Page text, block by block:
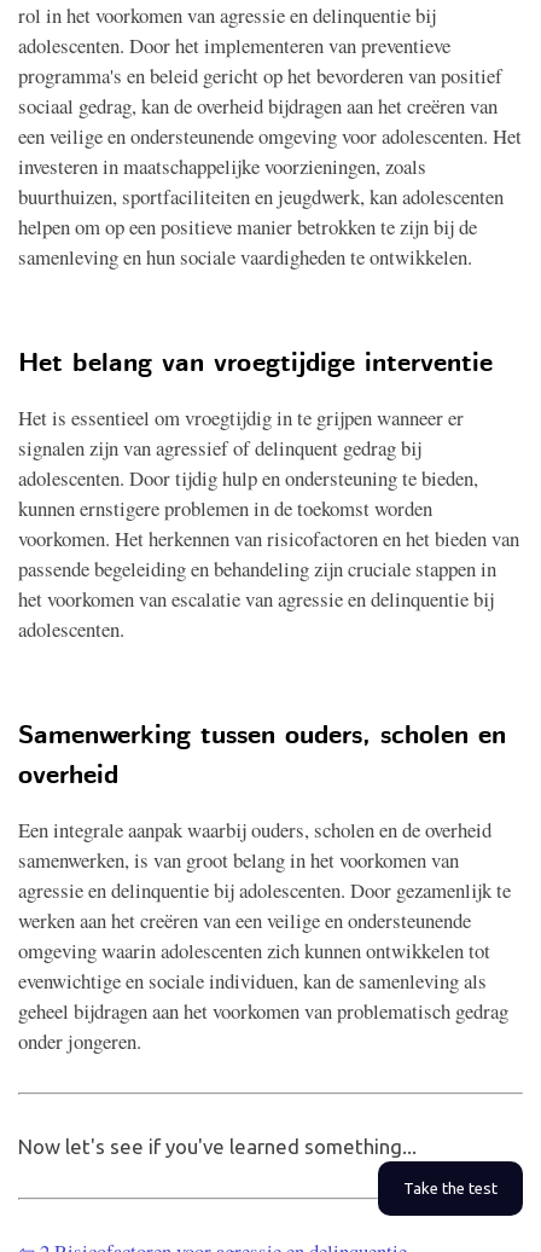
rol in het voorkomen van agressie en delinquentie bij
adolescenten. Door het implementeren van preventieve
programma's en beleid gericht op het bevorderen van positief
sociaal gedrag, kan de overheid bijdragen aan het creëren van
een veilige en ondersteunende omgeving voor adolescenten. Het
investeren in maatschappelijke voorzieningen, zoals
buurthuizen, sportfaciliteiten en jeugdwerk, kan adolescenten
helpen om op een positieve manier betrokken te zijn bij de
samenleving en hun sociale vaardigheden te ontwikkelen.
Het belang van vroegtijdige interventie
Het is essentieel om vroegtijdig in te grijpen wanneer er
signalen zijn van agressief of delinquent gedrag bij
adolescenten. Door tijdig hulp en ondersteuning te bieden,
kunnen ernstigere problemen in de toekomst worden
voorkomen. Het herkennen van risicofactoren en het bieden van
passende begeleiding en behandeling zijn cruciale stappen in
het voorkomen van escalatie van agressie en delinquentie bij
adolescenten.
Samenwerking tussen ouders, scholen en
overheid
Een integrale aanpak waarbij ouders, scholen en de overheid
samenwerken, is van groot belang in het voorkomen van
agressie en delinquentie bij adolescenten. Door gezamenlijk te
werken aan het creëren van een veilige en ondersteunende
omgeving waarin adolescenten zich kunnen ontwikkelen tot
evenwichtige en sociale individuen, kan de samenleving als
geheel bijdragen aan het voorkomen van problematisch gedrag
onder jongeren.
Now let's see if you've learned something...
Take the test